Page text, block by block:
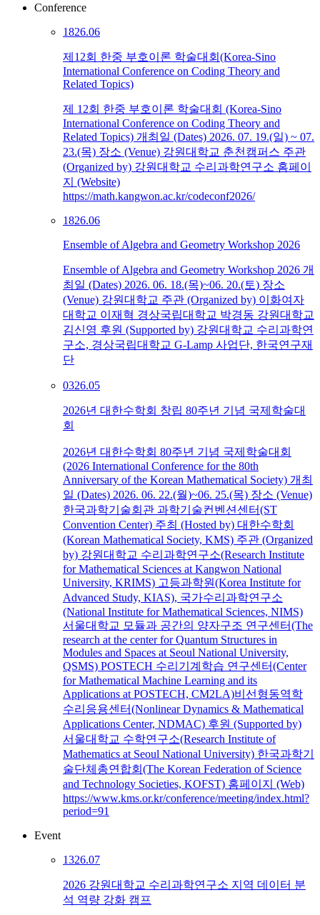
Conference
1826.06
제12회 한중 부호이론 학술대회(Korea-Sino
International Conference on Coding Theory and
Related Topics)
제 12회 한중 부호이론 학술대회 (Korea-Sino
International Conference on Coding Theory and
Related Topics) 개최일 (Dates) 2026. 07. 19.(일) ~ 07.
23.(목) 장소 (Venue) 강원대학교 춘천캠퍼스 주관
(Organized by) 강원대학교 수리과학연구소 홈페이
지 (Website)
https://math.kangwon.ac.kr/codeconf2026/
1826.06
Ensemble of Algebra and Geometry Workshop 2026
Ensemble of Algebra and Geometry Workshop 2026 개
최일 (Dates) 2026. 06. 18.(목)~06. 20.(토) 장소
(Venue) 강원대학교 주관 (Organized by) 이화여자
대학교 이재혁 경상국립대학교 박경동 강원대학교
김신영 후원 (Supported by) 강원대학교 수리과학연
구소, 경상국립대학교 G-Lamp 사업단, 한국연구재
단
0326.05
2026년 대한수학회 창립 80주년 기념 국제학술대
회
2026년 대한수학회 80주년 기념 국제학술대회
(2026 International Conference for the 80th
Anniversary of the Korean Mathematical Society) 개최
일 (Dates) 2026. 06. 22.(월)~06. 25.(목) 장소 (Venue)
한국과학기술회관 과학기술컨벤션센터(ST
Convention Center) 주최 (Hosted by) 대한수학회
(Korean Mathematical Society, KMS) 주관 (Organized
by) 강원대학교 수리과학연구소(Research Institute
for Mathematical Sciences at Kangwon National
University, KRIMS) 고등과학원(Korea Institute for
Advanced Study, KIAS), 국가수리과학연구소
(National Institute for Mathematical Sciences, NIMS)
서울대학교 모듈과 공간의 양자구조 연구센터(The
research at the center for Quantum Structures in
Modules and Spaces at Seoul National University,
QSMS) POSTECH 수리기계학습 연구센터(Center
for Mathematical Machine Learning and its
Applications at POSTECH, CM2LA)비선형동역학
수리응용센터(Nonlinear Dynamics & Mathematical
Applications Center, NDMAC) 후원 (Supported by)
서울대학교 수학연구소(Research Institute of
Mathematics at Seoul National University) 한국과학기
술단체총연합회(The Korean Federation of Science
and Technology Societies, KOFST) 홈페이지 (Web)
https://www.kms.or.kr/conference/meeting/index.html?
period=91
Event
1326.07
2026 강원대학교 수리과학연구소 지역 데이터 분
석 역량 강화 캠프